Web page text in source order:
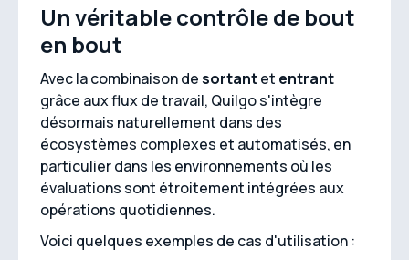
Un véritable contrôle de bout
en bout
Avec la combinaison desortantet entrant
grâce aux flux de travail, Quilgo s'intègre
désormais naturellement dans des
écosystèmes complexes et automatisés, en
particulier dans les environnements où les
évaluations sont étroitement intégrées aux
opérations quotidiennes.
Voici quelques exemples de cas d'utilisation :